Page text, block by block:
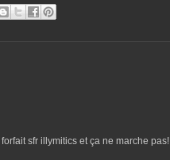
sfr illymitics et ça ne marche pas!